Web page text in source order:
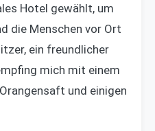
Hotel gewählt, um
die Menschen vor Ort
ein freundlicher
mich mit einem
und einigen